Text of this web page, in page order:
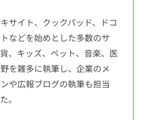
サイト、クックパッド、ドコ
などを始めとした多数のサ
、キッズ、ペット、音楽、医
を雑多に執筆し、企業のメ
や広報ブログの執筆も担当
。